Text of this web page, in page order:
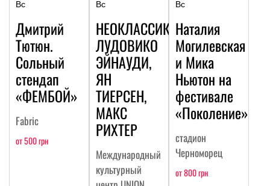
Вс
Дмитрий
Тютюн.
Сольный
стендап
«ФЕМБОЙ»
Fabric
от 500 грн
Вс
НЕОКЛАССИКА:
ЛУДОВИКО
ЭЙНАУДИ,
ЯН
ТИЕРСЕН,
МАКС
РИХТЕР
Международный
культурный
Вс
Наталия
Могилевская
и Мика
Ньютон на
фестивале
«Поколение»
стадион
Черноморец
от 800 грн